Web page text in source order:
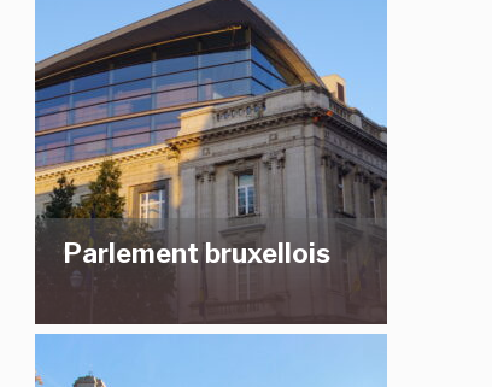
Parlement bruxellois